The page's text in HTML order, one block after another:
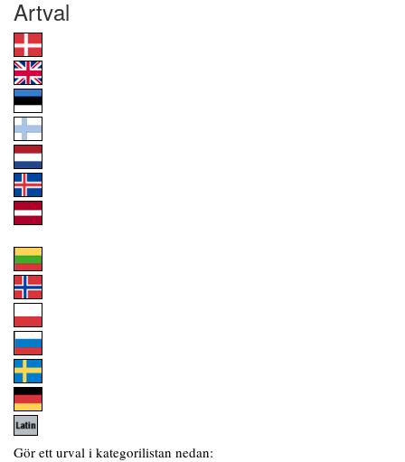
Artval
Gör ett urval i kategorilistan nedan: